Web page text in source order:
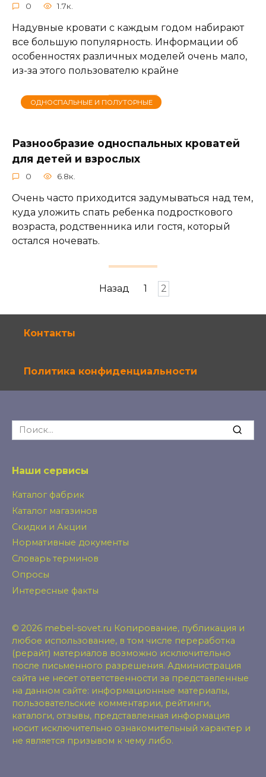
0 1.7к.
Надувные кровати с каждым годом набирают
все большую популярность. Информации об
особенностях различных моделей очень мало,
из-за этого пользователю крайне
ОДНОСПАЛЬНЫЕ И ПОЛУТОРНЫЕ
Разнообразие односпальных кроватей
для детей и взрослых
0 6.8к.
Очень часто приходится задумываться над тем,
куда уложить спать ребенка подросткового
возраста, родственника или гостя, который
остался ночевать.
записям
Назад 1 2
Контакты
Политика конфиденциальности
Search
for:
Наши сервисы
Каталог фабрик
Каталог магазинов
Скидки и Акции
Нормативные документы
Словарь терминов
Опросы
Интересные факты
© 2026 mebel-sovet.ru Копирование, публикация и
любое использование, в том числе переработка
(рерайт) материалов возможно исключительно
после письменного разрешения. Администрация
сайта не несет ответственности за представленные
на данном сайте: информационные материалы,
пользовательские комментарии, рейтинги,
каталоги, отзывы, представленная информация
носит исключительно ознакомительный характер и
не является призывом к чему либо.